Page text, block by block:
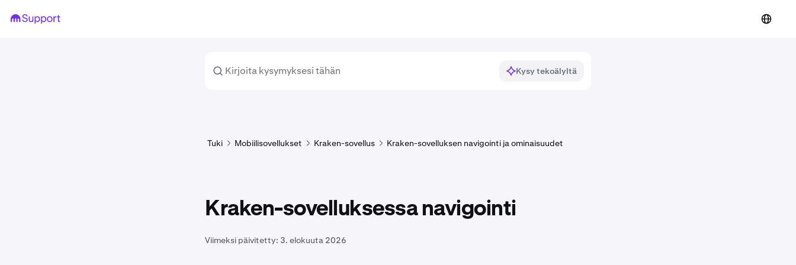
Kysy tekoälyltä
Tuki Mobiilisovellukset Kraken-sovellus Kraken-sovelluksen navigointi ja ominaisuudet
Kraken-sovelluksessa navigointi
Viimeksi päivitetty: 3. elokuuta 2026